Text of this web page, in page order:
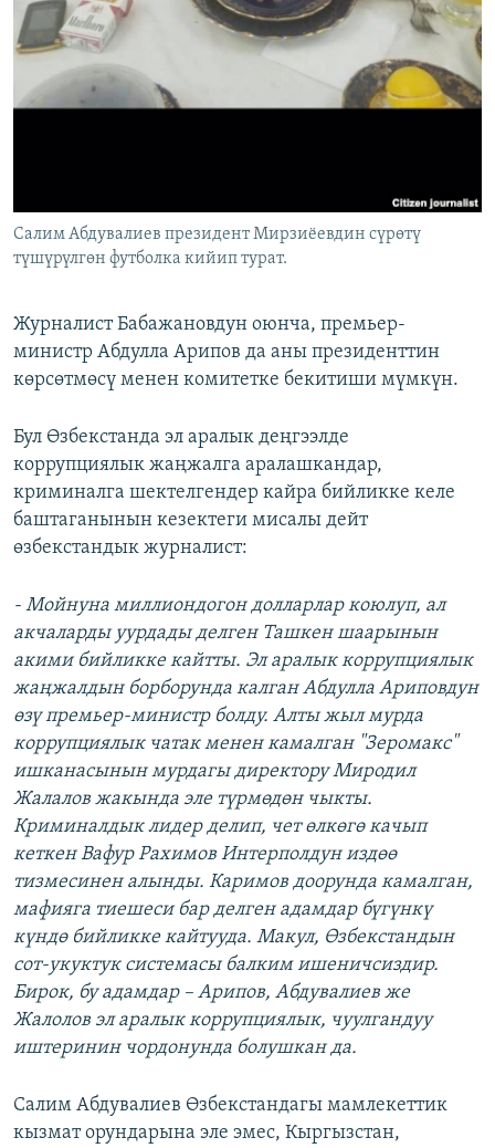
Салим Абдувалиев президент Мирзиёевдин сүрөтү
түшүрүлгөн футболка кийип турат.
​Журналист Бабажановдун оюнча, премьер-
министр Абдулла Арипов да аны президенттин
көрсөтмөсү менен комитетке бекитиши мүмкүн.
Бул Өзбекстанда эл аралык деңгээлде
коррупциялык жаңжалга аралашкандар,
криминалга шектелгендер кайра бийликке келе
баштаганынын кезектеги мисалы дейт
өзбекстандык журналист:
- Мойнуна миллиондогон долларлар коюлуп, ал
акчаларды уурдады делген Ташкен шаарынын
акими бийликке кайтты. Эл аралык коррупциялык
жаңжалдын борборунда калган Абдулла Ариповдун
өзү премьер-министр болду. Алты жыл мурда
коррупциялык чатак менен камалган "Зеромакс"
ишканасынын мурдагы директору Миродил
Жалалов жакында эле түрмөдөн чыкты.
Криминалдык лидер делип, чет өлкөгө качып
кеткен Вафур Рахимов Интерполдун издөө
тизмесинен алынды. Каримов доорунда камалган,
мафияга тиешеси бар делген адамдар бүгүнкү
күндө бийликке кайтууда. Макул, Өзбекстандын
сот-укуктук системасы балким ишеничсиздир.
Бирок, бу адамдар – Арипов, Абдувалиев же
Жалолов эл аралык коррупциялык, чуулгандуу
иштеринин чордонунда болушкан да.
Салим Абдувалиев Өзбекстандагы мамлекеттик
кызмат орундарына эле эмес, Кыргызстан,